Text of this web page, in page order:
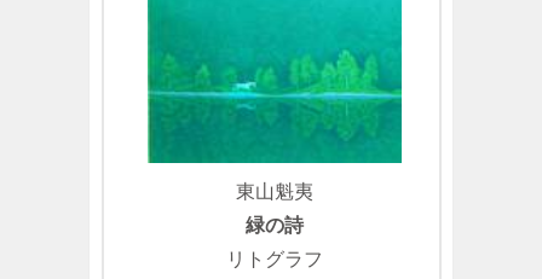
東山魁夷
緑の詩
リトグラフ